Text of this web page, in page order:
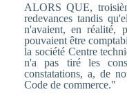
ALORS QUE,
redevances tandis
n'avaient, en réalité,
pouvaient être
la société Centre
n'a pas tiré les
constatations, a, de
Code de commerce."